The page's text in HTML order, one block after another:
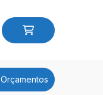
Orçamentos